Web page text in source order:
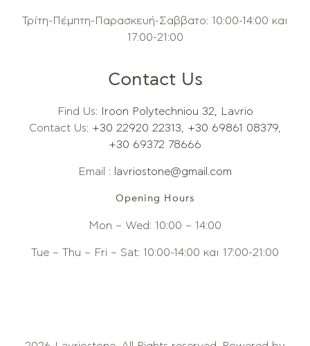
Τρίτη-Πέμπτη-Παρασκευή-Σαββατο: 10:00-14:00 και
17:00-21:00
Contact Us
Find Us:
Iroon Polytechniou 32, Lavrio
Contact Us: +30 22920 22313 +30 69861 08379
+30 69372 78666
Email : lavriostone@gmail.com
Opening Hours
Mon – Wed: 10:00 – 14:00
Tue – Thu – Fri – Sat: 10:00-14:00 και 17:00-21:00